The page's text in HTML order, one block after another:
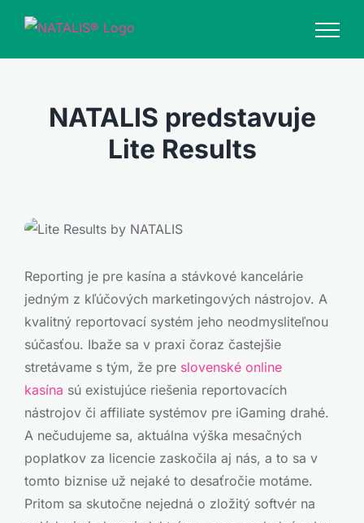
content
NATALIS predstavuje
Lite Results
Reporting je pre kasína a stávkové kancelárie
jedným z kľúčových marketingových nástrojov. A
kvalitný reportovací systém jeho neodmysliteľnou
súčasťou. Ibaže sa v praxi čoraz častejšie
stretávame s tým, že pre slovenské online
kasína sú existujúce riešenia reportovacích
nástrojov či affiliate systémov pre iGaming drahé.
A nečudujeme sa, aktuálna výška mesačných
poplatkov za licencie zaskočila aj nás, a to sa v
tomto biznise už nejaké to desaťročie motáme.
Pritom sa skutočne nejedná o zložitý softvér na